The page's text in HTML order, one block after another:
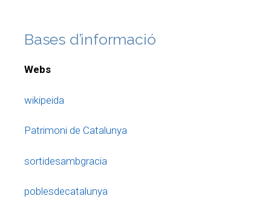
Bases d’informació
Webs
wikipeida
Patrimoni de Catalunya
sortidesambgracia
poblesdecatalunya